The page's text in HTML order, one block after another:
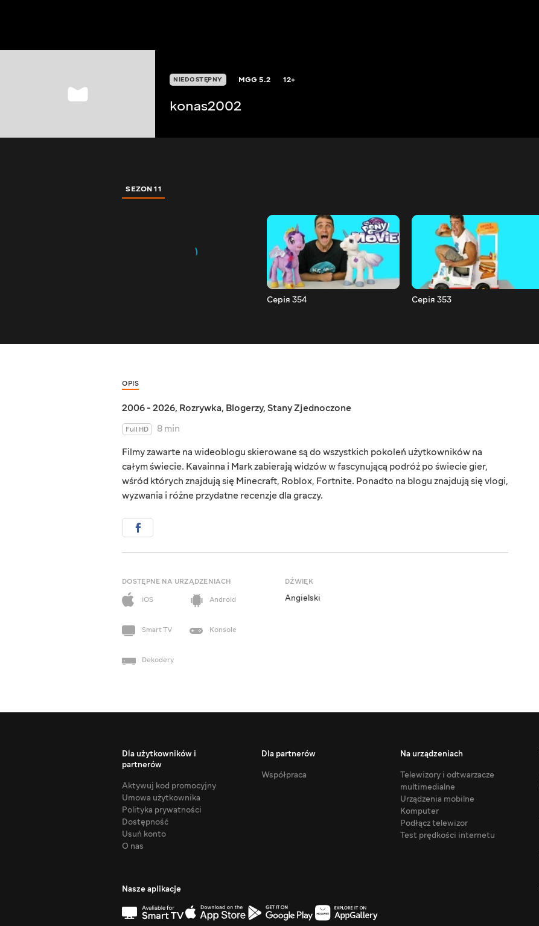
NIEDOSTĘPNY MGG5.2 12+
konas2002
SEZON 11
Серія 354 Серія 353
OPIS
2006 - 2026, Rozrywka, Blogerzy, Stany Zjednoczone
Full HD
8 min
Filmy zawarte na wideoblogu skierowane są do wszystkich pokoleń użytkowników na
całym świecie. Kavainna i Mark zabierają widzów w fascynującą podróż po świecie gier,
wśród których znajdują się Minecraft, Roblox, Fortnite. Ponadto na blogu znajdują się vlogi,
wyzwania i różne przydatne recenzje dla graczy.
DOSTĘPNE NA URZĄDZENIACH
iOS
Android
Smart TV Konsole
Dekodery
DŹWIĘK
Angielski
Dla użytkowników i
partnerów
Aktywuj kod promocyjny
Umowa użytkownika
Polityka prywatności
Dostępność
Usuń konto
O nas
Dla partnerów
Współpraca
Na urządzeniach
Telewizory i odtwarzacze
multimedialne
Urządzenia mobilne
Komputer
Podłącz telewizor
Test prędkości internetu
Nasze aplikacje